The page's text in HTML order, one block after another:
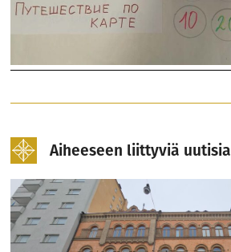
Aiheeseen liittyviä uutisia